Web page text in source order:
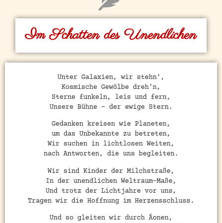
Im Schatten des Unendlichen
Unter Galaxien, wir stehn‘,
Kosmische Gewölbe dreh’n,
Sterne funkeln, leis und fern,
Unsere Bühne – der ewige Stern.
Gedanken kreisen wie Planeten,
um das Unbekannte zu betreten,
Wir suchen in lichtlosen Weiten,
nach Antworten, die uns begleiten.
Wir sind Kinder der Milchstraße,
In der unendlichen Weltraum-Maße,
Und trotz der Lichtjahre vor uns,
Tragen wir die Hoffnung im Herzensschluss.
Und so gleiten wir durch Äonen,